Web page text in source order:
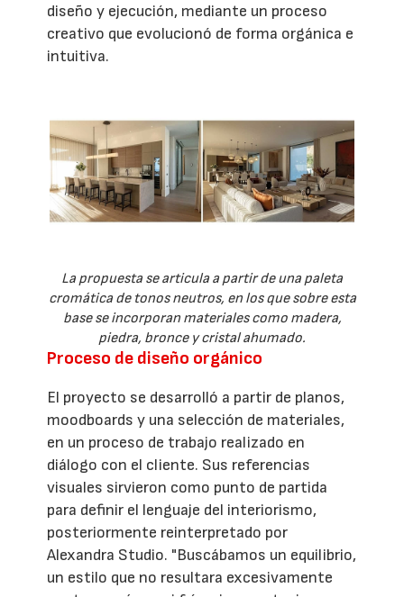
diseño y ejecución, mediante un proceso
creativo que evolucionó de forma orgánica e
intuitiva.
La propuesta se articula a partir de una paleta
cromática de tonos neutros, en los que sobre esta
base se incorporan materiales como madera,
piedra, bronce y cristal ahumado.
Proceso de diseño orgánico
El proyecto se desarrolló a partir de planos,
moodboards y una selección de materiales,
en un proceso de trabajo realizado en
diálogo con el cliente. Sus referencias
visuales sirvieron como punto de partida
para definir el lenguaje del interiorismo,
posteriormente reinterpretado por
Alexandra Studio. "Buscábamos un equilibrio,
un estilo que no resultara excesivamente